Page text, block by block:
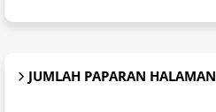
JUMLAH PAPARAN HALAMAN